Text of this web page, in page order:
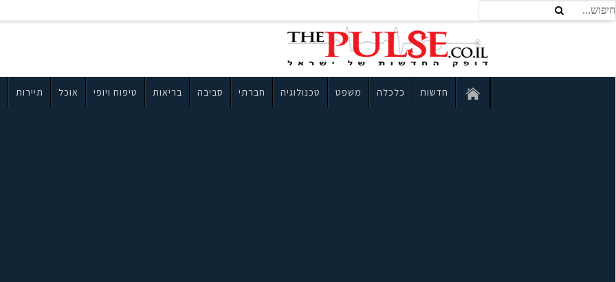
חדשות כלכלה משפט טכנולוגיה חברתי סביבה בריאות טיפוח ויופי אוכל תיירות